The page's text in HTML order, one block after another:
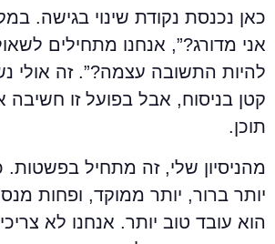
כאן נכנסת נקודת שינוי בגישה.
אני מדורג?”, אנחנו מתחילים לשאול
להיות התשובה עצמה?”. זה אולי
קטן בניסוח, אבל בפועל זו חשיבה
תוכן.
מהניסיון שלי, זה מתחיל בפשטות.
יותר ברור, יותר ממוקד, ופחות
הוא עובד טוב יותר. אנחנו לא